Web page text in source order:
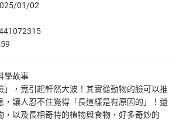
01/02
學故事
」，竟引起軒然大波！其實從動物的臉可以推
，讓人忍不住覺得「長這樣是有原因的」！還
，以及長相奇特的植物與食物，好多奇妙的